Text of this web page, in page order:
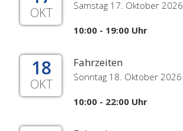
OKT Samstag 17. Oktober 2026
10:00 - 19:00 Uhr
18
OKT
Fahrzeiten
Sonntag 18. Oktober 2026
10:00 - 22:00 Uhr